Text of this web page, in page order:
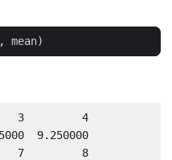
, mean)
3         4
9.250000
7         8